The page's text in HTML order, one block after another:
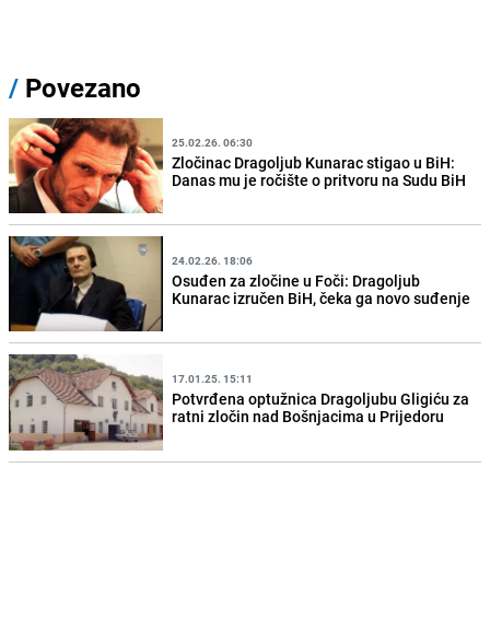
/ Povezano
25.02.26. 06:30
Zločinac Dragoljub Kunarac stigao u BiH:
Danas mu je ročište o pritvoru na Sudu BiH
24.02.26. 18:06
Osuđen za zločine u Foči: Dragoljub
Kunarac izručen BiH, čeka ga novo suđenje
17.01.25. 15:11
Potvrđena optužnica Dragoljubu Gligiću za
ratni zločin nad Bošnjacima u Prijedoru